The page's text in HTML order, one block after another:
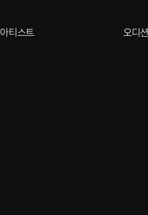
아티스트 오디션